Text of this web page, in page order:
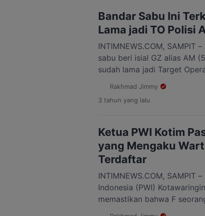
Bandar Sabu Ini
Lama jadi TO Polisi
INTIMNEWS.COM, SAMPIT
sabu beri isial GZ alias AM
sudah lama jadi Target
(Kotim). Jum’at, 24
kediamannya di Jalan
Rakhmad Jimmy
3 tahun yang lalu
Ketua PWI Kotim
yang Mengaku
Terdaftar
INTIMNEWS.COM, SAMPIT
Indonesia (PWI)
memastikan bahwa F